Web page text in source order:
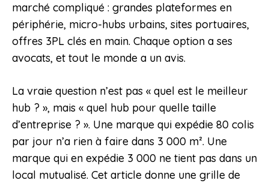
marché compliqué : grandes plateformes en
périphérie, micro-hubs urbains, sites portuaires,
offres 3PL clés en main. Chaque option a ses
avocats, et tout le monde a un avis.
La vraie question n’est pas « quel est le meilleur
hub ? », mais « quel hub pour quelle taille
d’entreprise ? ». Une marque qui expédie 80 colis
par jour n’a rien à faire dans 3 000 m². Une
marque qui en expédie 3 000 ne tient pas dans un
local mutualisé. Cet article donne une grille de